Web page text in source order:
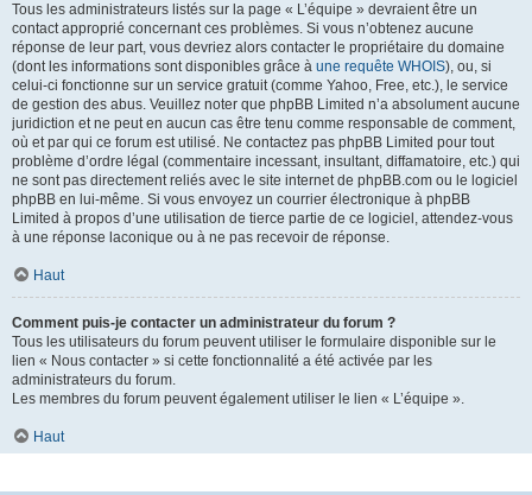
Tous les administrateurs listés sur la page « L’équipe » devraient être un
contact approprié concernant ces problèmes. Si vous n’obtenez aucune
réponse de leur part, vous devriez alors contacter le propriétaire du domaine
(dont les informations sont disponibles grâce à une requête WHOIS), ou, si
celui-ci fonctionne sur un service gratuit (comme Yahoo, Free, etc.), le service
de gestion des abus. Veuillez noter que phpBB Limited n’a absolument aucune
juridiction et ne peut en aucun cas être tenu comme responsable de comment,
où et par qui ce forum est utilisé. Ne contactez pas phpBB Limited pour tout
problème d’ordre légal (commentaire incessant, insultant, diffamatoire, etc.) qui
ne sont pas directement reliés avec le site internet de phpBB.com ou le logiciel
phpBB en lui-même. Si vous envoyez un courrier électronique à phpBB
Limited à propos d’une utilisation de tierce partie de ce logiciel, attendez-vous
à une réponse laconique ou à ne pas recevoir de réponse.
Haut
Comment puis-je contacter un administrateur du forum ?
Tous les utilisateurs du forum peuvent utiliser le formulaire disponible sur le
lien « Nous contacter » si cette fonctionnalité a été activée par les
administrateurs du forum.
Les membres du forum peuvent également utiliser le lien « L’équipe ».
Haut